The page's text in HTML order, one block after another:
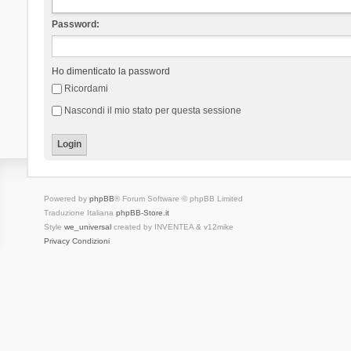
Password:
Ho dimenticato la password
Ricordami
Nascondi il mio stato per questa sessione
Powered by phpBB® Forum Software © phpBB Limited
Traduzione Italiana phpBB-Store.it
Style we_universalcreated by INVENTEA & v12mike
Privacy Condizioni